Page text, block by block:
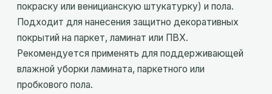
покраску или веницианскую штукатурку) и пола.
Подходит для нанесения защитно декоративных
покрытий на паркет, ламинат или ПВХ.
Рекомендуется применять для поддерживающей
влажной уборки ламината, паркетного или
пробкового пола.